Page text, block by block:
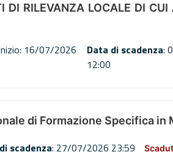
DI RILEVANZA LOCALE DI
16/07/2026
Data di scadenza:
12:00
di Formazione Specifica
scadenza: 27/07/2026 23:59